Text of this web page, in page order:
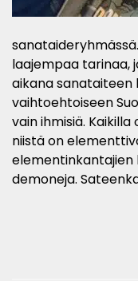
laajempaa tarinaa,
aikana sanataiteen
vaihtoehtoiseen
vain ihmisiä. Kaikilla
niistä on
elementinkantajien
demoneja.